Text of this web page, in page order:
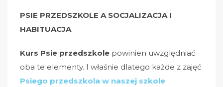
PSIE PRZEDSZKOLE A SOCJALIZACJA I
HABITUACJA
Kurs Psie przedszkole powinien uwzględniać
oba te elementy. I właśnie dlatego każde z zajęć
Psiego przedszkola w naszej szkole